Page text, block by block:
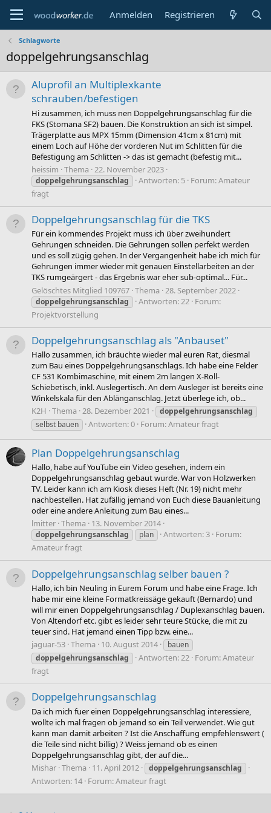
Anmelden Registrieren
Schlagworte
doppelgehrungsanschlag
Aluprofil an Multiplexkante
schrauben/befestigen
Hi zusammen, ich muss nen Doppelgehrungsanschlag für die
FKS (Stomana SF2) bauen. Die Konstruktion an sich ist simpel.
Trägerplatte aus MPX 15mm (Dimension 41cm x 81cm) mit
einem Loch auf Höhe der vorderen Nut im Schlitten für die
Befestigung am Schlitten -> das ist gemacht (befestig mit...
heissim Thema 22. November 2023
doppelgehrungsanschlag Antworten: 5 Forum:Amateur
fragt
Doppelgehrungsanschlag für die TKS
Für ein kommendes Projekt muss ich über zweihundert
Gehrungen schneiden. Die Gehrungen sollen perfekt werden
und es soll zügig gehen. In der Vergangenheit habe ich mich für
Gehrungen immer wieder mit genauen Einstellarbeiten an der
TKS rumgeärgert - das Ergebnis war eher sub-optimal... Für...
Gelöschtes Mitglied 109767 Thema 28. September 2022
doppelgehrungsanschlag Antworten: 22 Forum:
Projektvorstellung
Doppelgehrungsanschlag als "Anbauset"
Hallo zusammen, ich bräuchte wieder mal euren Rat, diesmal
zum Bau eines Doppelgehrungsanschlags. Ich habe eine Felder
CF 531 Kombimaschine, mit einem 2m langen X-Roll-
Schiebetisch, inkl. Auslegertisch. An dem Ausleger ist bereits eine
Winkelskala für den Ablänganschlag. Jetzt überlege ich, ob...
K2H Thema 28. Dezember 2021
doppelgehrungsanschlag
selbst bauen
Antworten: 0 Forum:Amateur fragt
Plan Doppelgehrungsanschlag
Hallo, habe auf YouTube ein Video gesehen, indem ein
Doppelgehrungsanschlag gebaut wurde. War von Holzwerken
TV. Leider kann ich am Kiosk dieses Heft (Nr. 19) nicht mehr
nachbestellen. Hat zufällig jemand von Euch diese Bauanleitung
oder eine andere Anleitung zum Bau eines...
lmitter Thema 13. November 2014
doppelgehrungsanschlag plan Antworten: 3 Forum:
Amateur fragt
Doppelgehrungsanschlag selber bauen ?
Hallo, ich bin Neuling in Eurem Forum und habe eine Frage. Ich
habe mir eine kleine Formatkreissäge gekauft (Bernardo) und
will mir einen Doppelgehrungsanschlag / Duplexanschlag bauen.
Von Altendorf etc. gibt es leider sehr teure Stücke, die mit zu
teuer sind. Hat jemand einen Tipp bzw. eine...
jaguar-53 Thema 10. August 2014
bauen
doppelgehrungsanschlag
Antworten: 22 Forum:Amateur
fragt
Doppelgehrungsanschlag
Da ich mich fuer einen Doppelgehrungsanschlag interessiere,
wollte ich mal fragen ob jemand so ein Teil verwendet. Wie gut
kann man damit arbeiten ? Ist die Anschaffung empfehlenswert (
die Teile sind nicht billig) ? Weiss jemand ob es einen
Doppelgehrungsanschlag gibt, der auf die...
Mishar Thema 11. April 2012 doppelgehrungsanschlag
Antworten: 14 Forum:Amateur fragt